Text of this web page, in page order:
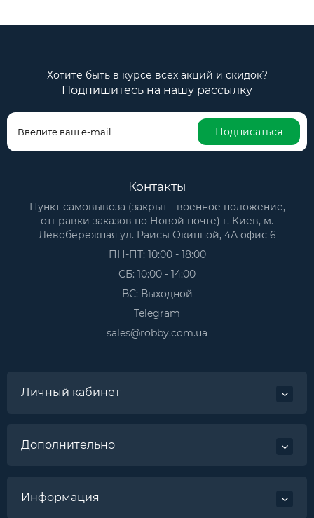
Хотите быть в курсе всех акций и скидок?
Подпишитесь на нашу рассылку
Подписаться
Контакты
Пункт самовывоза (закрыт - военное положение,
отправки заказов по Новой почте) г. Киев, м.
Левобережная ул. Раисы Окипной, 4А офис 6
ПН-ПТ: 10:00 - 18:00
СБ: 10:00 - 14:00
ВС: Выходной
Telegram
sales@robby.com.ua
Личный кабинет
Дополнительно
Информация